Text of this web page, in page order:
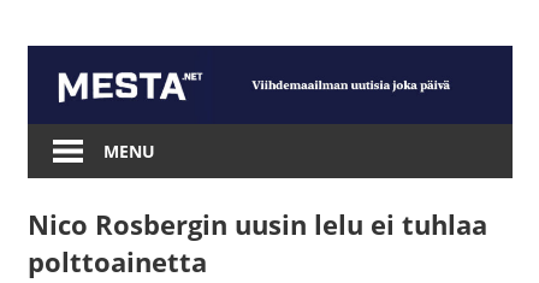
content
Mesta.net
MENU
Nico Rosbergin uusin lelu ei tuhlaa
polttoainetta